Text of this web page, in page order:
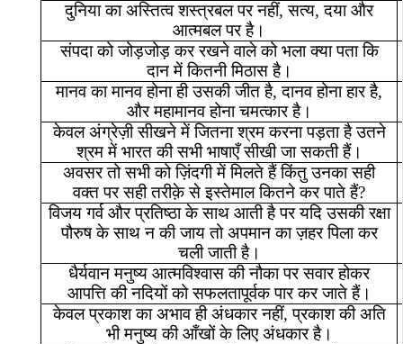
दुनिया का अस्तित्व शस्त्रबल पर नहीं,सत्य,दया और
आत्मबल पर है।
संपदा को जोड़जोड़ कर रखने वाले को भला क्या पता कि
दान में कितनी मिठास है।
मानव का मानव होना ही उसकी जीत है,दानव होना हार है,
और महामानव होना चमत्कार है।
केवल अंग्रेज़ी सीखने में जितना श्रम करना पड़ता है उतने
श्रम में भारत की सभी भाषाएँ सीखी जा सकती हैं।
अवसर तो सभी को ज़िंदगी में मिलते हैं किंतु उनका सही
वक्त पर सही तरीक़े से इस्तेमाल कितने कर पाते हैं?
विजय गर्व और प्रतिष्ठा के साथ आती है पर यदि उसकी रक्षा
पौरुष के साथ न की जाय तो अपमान का ज़हर पिला कर
चली जाती है।
धैर्यवान मनुष्य आत्मविश्वास की नौका पर सवार होकर
आपत्ति की नदियों को सफलतापूर्वक पार कर जाते हैं।
केवल प्रकाश का अभाव ही अंधकार नहीं,प्रकाश की अति
भी मनुष्य की आँखों के लिए अंधकार है।